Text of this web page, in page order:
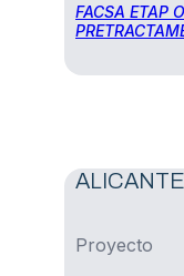
FACSA ETAP
ALICANTE
Proyecto